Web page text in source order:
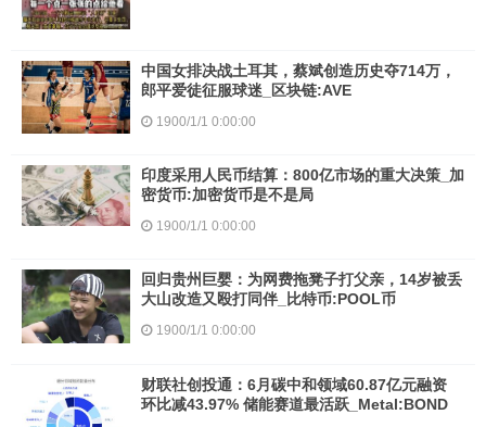
中国女排决战土耳其，蔡斌创造历史夺714万，
郎平爱徒征服球迷_区块链:AVE
1900/1/1 0:00:00
印度采用人民币结算：800亿市场的重大决策_加
密货币:加密货币是不是局
1900/1/1 0:00:00
回归贵州巨婴：为网费拖凳子打父亲，14岁被丢
大山改造又殴打同伴_比特币:POOL币
1900/1/1 0:00:00
财联社创投通：6月碳中和领域60.87亿元融资
环比减43.97% 储能赛道最活跃_Metal:BOND